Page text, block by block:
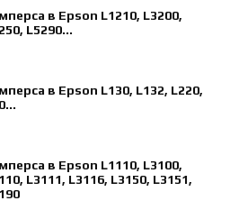
в Epson L1210, L3200,
L5290...
в Epson L130, L132, L220,
в Epson L1110, L3100,
L3111, L3116, L3150, L3151,